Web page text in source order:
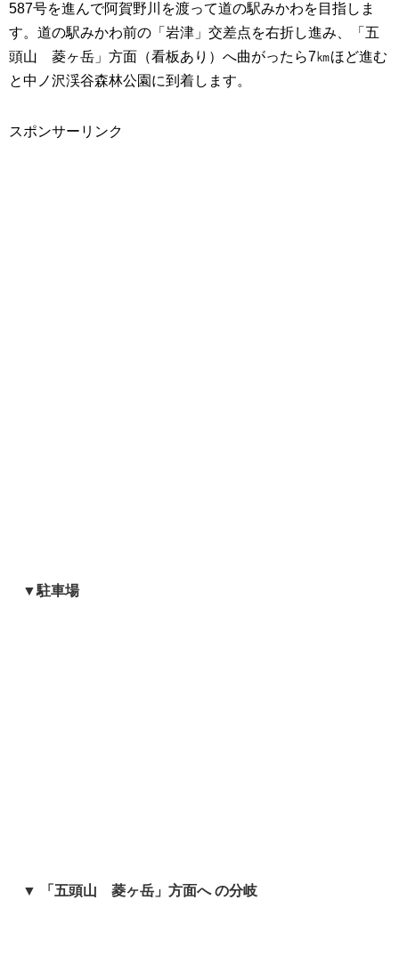
587号を進んで阿賀野川を渡って道の駅みかわを目指しま
す。道の駅みかわ前の「岩津」交差点を右折し進み、「五
頭山 菱ヶ岳」方面（看板あり）へ曲がったら7㎞ほど進む
と中ノ沢渓谷森林公園に到着します。
スポンサーリンク
▼駐車場
▼ 「五頭山 菱ヶ岳」方面へ の分岐